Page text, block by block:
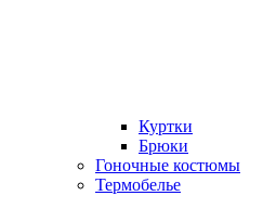
Куртки
Брюки
Гоночные костюмы
Термобелье